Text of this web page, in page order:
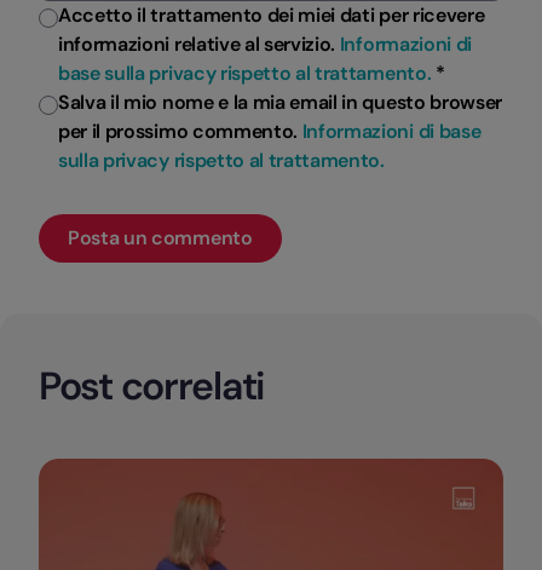
Accetto il trattamento dei miei dati per ricevere
informazioni relative al servizio. Informazioni di
base sulla privacy rispetto al trattamento. *
Salva il mio nome e la mia email in questo browser
per il prossimo commento. Informazioni di base
sulla privacy rispetto al trattamento.
Post correlati